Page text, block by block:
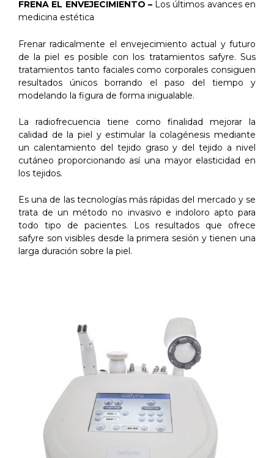
FRENA EL ENVEJECIMIENTO – Los últimos avances en
medicina estética
Frenar radicalmente el envejecimiento actual y futuro
de la piel es posible con los tratamientos safyre. Sus
tratamientos tanto faciales como corporales consiguen
resultados únicos borrando el paso del tiempo y
modelando la figura de forma inigualable.
La radiofrecuencia tiene como finalidad mejorar la
calidad de la piel y estimular la colagénesis mediante
un calentamiento del tejido graso y del tejido a nivel
cutáneo proporcionando así una mayor elasticidad en
los tejidos.
Es una de las tecnologías más rápidas del mercado y se
trata de un método no invasivo e indoloro apto para
todo tipo de pacientes. Los resultados que ofrece
safyre son visibles desde la primera sesión y tienen una
larga duración sobre la piel.